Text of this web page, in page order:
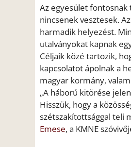
Az egyesület
nincsenek vesztesek.
harmadik helyezést.
utalványokat kapnak
Céljaik közé tartozik,
kapcsolatot ápolnak a
magyar kormány,
„A háború kitörése
Hisszük, hogy a
szétszakítottsággal teli
Emese, a KMNE